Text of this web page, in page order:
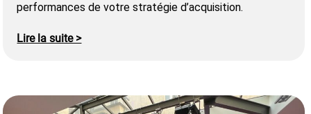
performances de votre stratégie d’acquisition.
Lire la suite >